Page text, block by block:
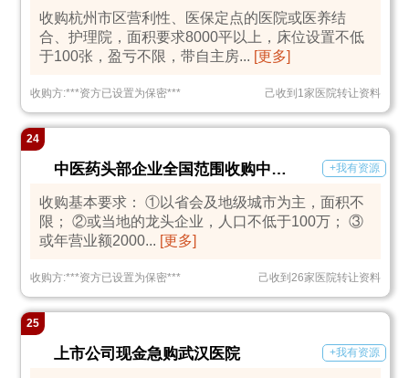
收购杭州市区营利性、医保定点的医院或医养结
合、护理院，面积要求8000平以上，床位设置不低
于100张，盈亏不限，带自主房... [更多]
收购方:***资方已设置为保密*** 己收到1家医院转让资料
24
中医药头部企业全国范围收购中医医院及门诊部 +我有资源
收购基本要求： ①以省会及地级城市为主，面积不
限； ②或当地的龙头企业，人口不低于100万； ③
或年营业额2000... [更多]
收购方:***资方已设置为保密*** 己收到26家医院转让资料
25
上市公司现金急购武汉医院 +我有资源